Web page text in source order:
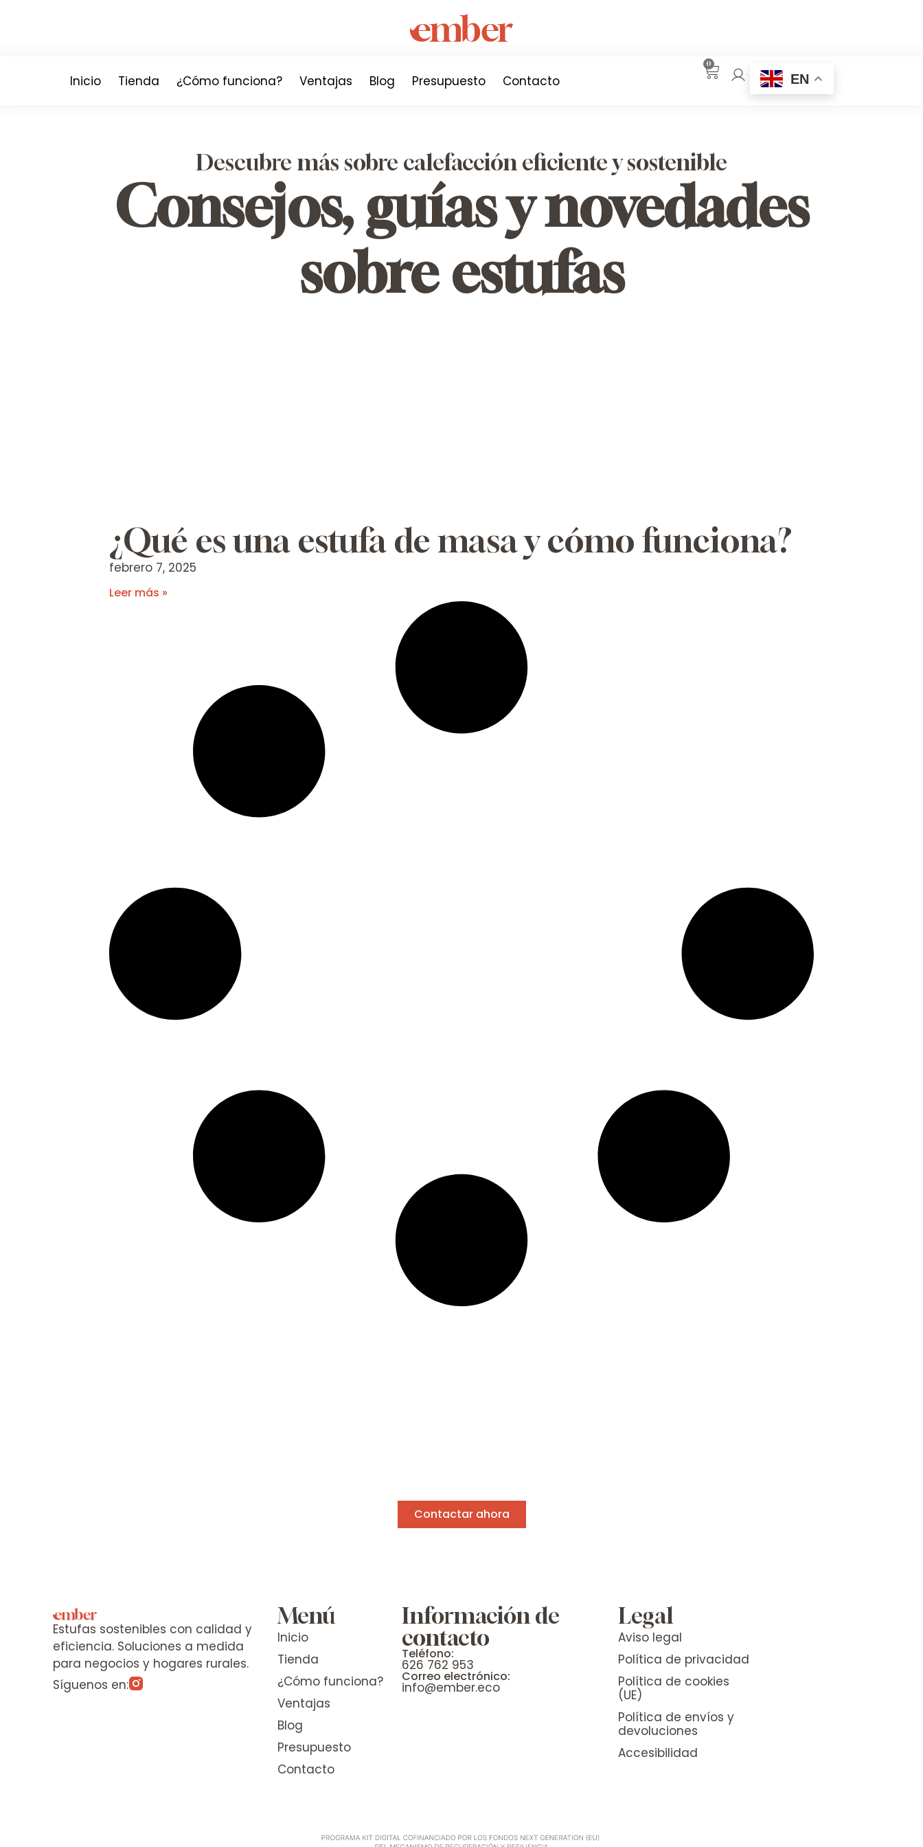
Inicio Tienda ¿Cómo funciona? Ventajas Blog Presupuesto Contacto
0
EN
Descubre más sobre calefacción eficiente y sostenible
Consejos, guías y novedades
sobre estufas
¿Qué es una estufa de masa y cómo funciona?
febrero 7, 2025
Leer más »
Contactar ahora
Estufas sostenibles con calidad y
eficiencia. Soluciones a medida
para negocios y hogares rurales.
Síguenos en:
Menú
Inicio
Tienda
¿Cómo funciona?
Ventajas
Blog
Presupuesto
Contacto
Información de
contacto
Teléfono:
626 762 953
Correo electrónico:
info@ember.eco
Legal
Aviso legal
Política de privacidad
Política de cookies
(UE)
Política de envíos y
devoluciones
Accesibilidad